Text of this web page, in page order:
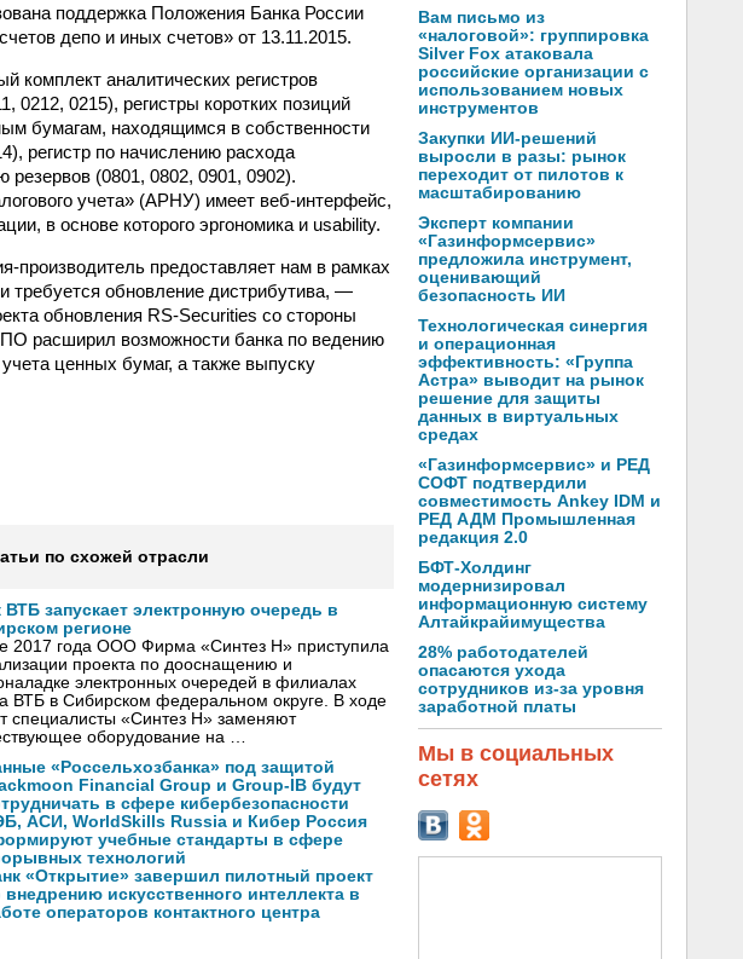
поддержка Положения Банка России
депо и иных счетов» от 13.11.2015.
комплект аналитических регистров
0212, 0215), регистры коротких позиций
бумагам, находящимся в собственности
регистр по начислению расхода
(0801, 0802, 0901, 0902).
учета» (АРНУ) имеет веб-интерфейс,
в основе которого эргономика и usability.
производитель предоставляет нам в рамках
требуется обновление дистрибутива, —
обновления RS-Securities со стороны
расширил возможности банка по ведению
учета ценных бумаг, а также выпуску
по схожей отрасли
ВТБ запускает электронную очередь в
регионе
2017 года ООО Фирма «Синтез Н» приступила
проекта по дооснащению и
электронных очередей в филиалах
ВТБ в Сибирском федеральном округе. В ходе
специалисты «Синтез Н» заменяют
оборудование на …
«Россельхозбанка» под защитой
Financial Group и Group-IB будут
в сфере кибербезопасности
АСИ, WorldSkills Russia и Кибер Россия
учебные стандарты в сфере
технологий
«Открытие» завершил пилотный проект
внедрению искусственного интеллекта в
операторов контактного центра
Вам письмо из
«налоговой»: группировка
Silver Fox атаковала
российские организации с
использованием новых
инструментов
Закупки ИИ-решений
выросли в разы: рынок
переходит от пилотов к
масштабированию
Эксперт компании
«Газинформсервис»
предложила инструмент,
оценивающий
безопасность ИИ
Технологическая синергия
и операционная
эффективность: «Группа
Астра» выводит на рынок
решение для защиты
данных в виртуальных
средах
«Газинформсервис» и РЕД
СОФТ подтвердили
совместимость Ankey IDM и
РЕД АДМ Промышленная
редакция 2.0
БФТ-Холдинг
модернизировал
информационную систему
Алтайкрайимущества
28% работодателей
опасаются ухода
сотрудников из-за уровня
заработной платы
Мы в социальных
сетях